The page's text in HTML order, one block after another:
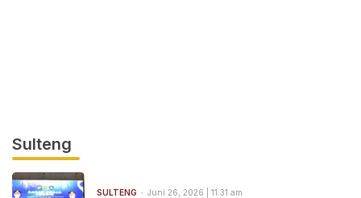
Sulteng
SULTENG Juni 26, 2026 | 11:31 am